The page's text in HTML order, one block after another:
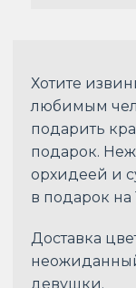
Хотите
любимым
подарить
подарок.
орхидеей и
в подарок на
Доставка
девушки.